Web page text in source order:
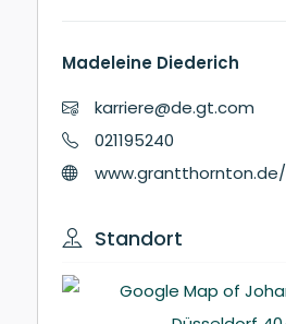
Madeleine Diederich
karriere@de.gt.com
021195240
www.grantthornton.de/
Standort